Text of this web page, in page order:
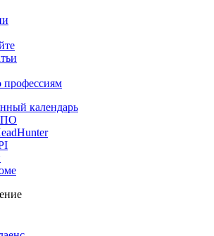
календарь
ПО